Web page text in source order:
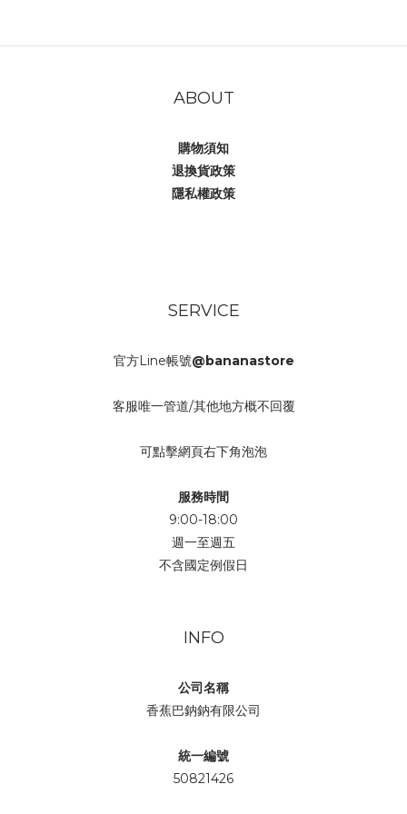
ABOUT
購物須知
退換貨政策
隱私權政策
SERVICE
官方Line帳號@bananastore
客服唯一管道/其他地方概不回覆
可點擊網頁右下角泡泡
服務時間
9:00-18:00
週一至週五
不含國定例假日
INFO
公司名稱
香蕉巴鈉鈉有限公司
統一編號
50821426